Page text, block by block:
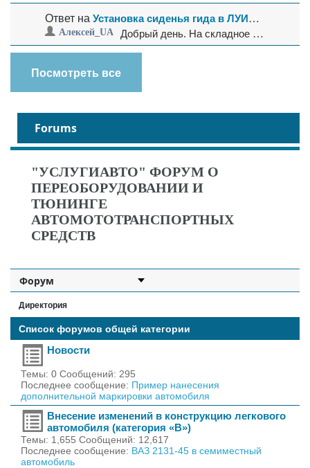
Ответ наУстановка сиденья гида в ЛУИДОР 2250N8
Алексей_UA Д
обрый день. На складное сиденье потребуется сертификат. Вы должны будете его предоставить. Согласно планировки
Посмотреть все
Forums
"УСЛУГИАВТО" ФОРУМ О
ПЕРЕОБОРУДОВАНИИ И
ТЮНИНГЕ
АВТОМОТОТРАНСПОРТНЫХ
СРЕДСТВ
Директория
Список форумов общей категории
Новости
Темы: 0 Сообщений: 295
Последнее сообщение: Пример нанесения
дополнительной маркировки автомобиля
Внесение изменений в конструкцию легкового
автомобиля (категория «В»)
Темы: 1,655 Сообщений: 12,617
Последнее сообщение: ВАЗ 2131-45 в семиместный
автомобиль